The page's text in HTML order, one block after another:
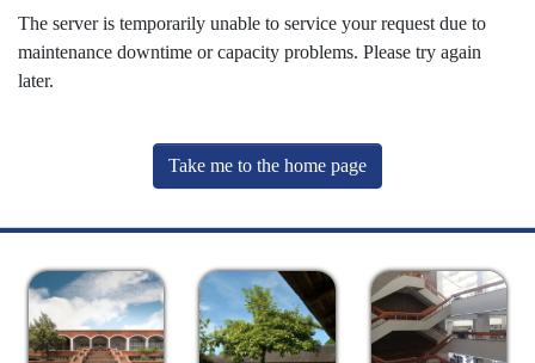
The server is temporarily unable to service your request due to
maintenance downtime or capacity problems. Please try again
later.
Take me to the home page